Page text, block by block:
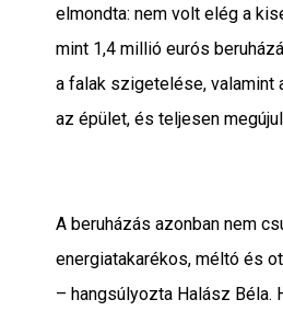
elmondta: nem volt elég a
mint 1,4 millió eurós
a falak szigetelése,
az épület, és teljesen
A beruházás azonban nem
energiatakarékos, méltó és
– hangsúlyozta Halász Béla.